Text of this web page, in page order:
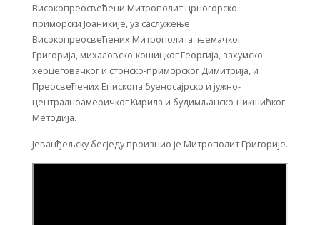
Високопреосвећени Митрополит црногорско-
приморски Јоаникије, уз саслужење
Високопреосвећених Митрополита: њемачког
Григорија, михаловско-кошицког Георгија, захумско-
херцеговачког и стонско-приморског Димитрија, и
Преосвећених Епископа буеносајрско и јужно-
централноамеричког Кирила и будимљанско-никшићког
Методија.
Јеванђељску бесједу произнио је Митрополит Григорије.